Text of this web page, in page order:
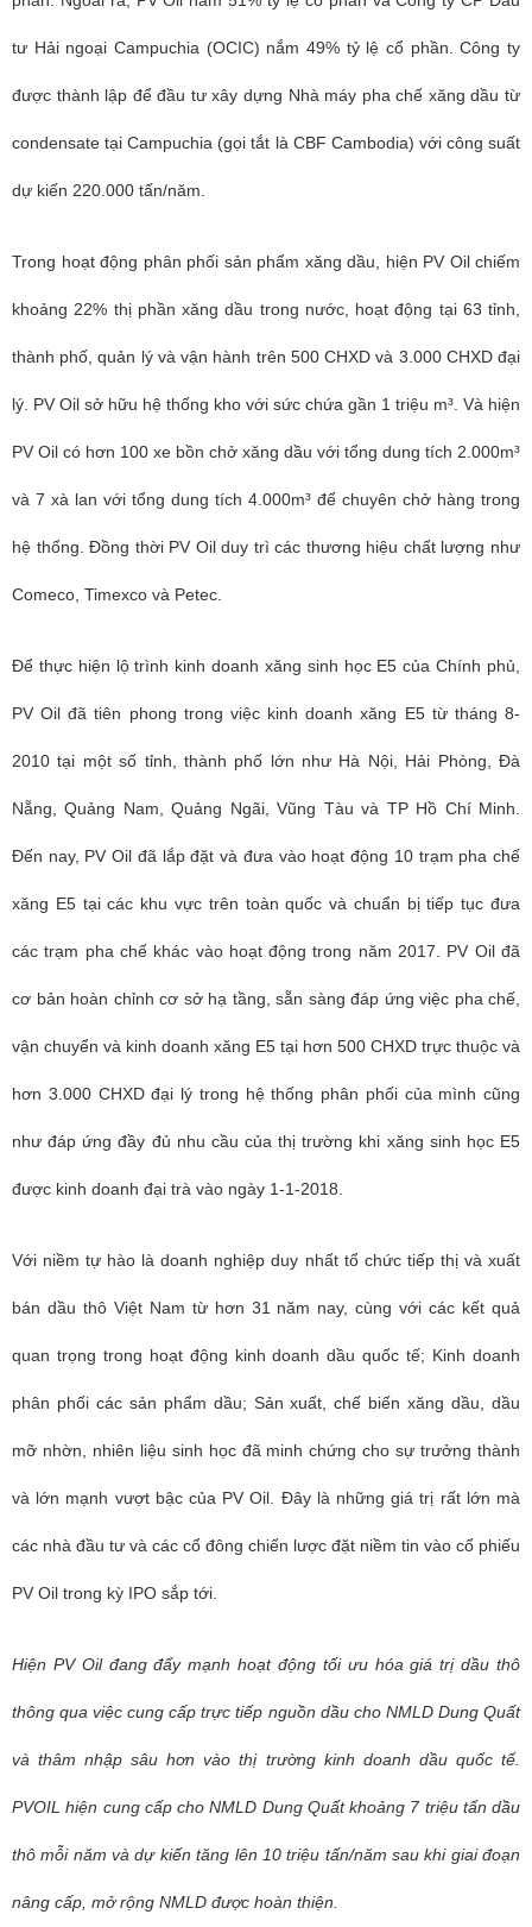
tư Hải ngoại Campuchia (OCIC) nắm 49% tỷ lệ cổ phần. Công ty
được thành lập để đầu tư xây dựng Nhà máy pha chế xăng dầu từ
condensate tại Campuchia (gọi tắt là CBF Cambodia) với công suất
dự kiến 220.000 tấn/năm.
Trong hoạt động phân phối sản phẩm xăng dầu, hiện PV Oil chiếm
khoảng 22% thị phần xăng dầu trong nước, hoạt động tại 63 tỉnh,
thành phố, quản lý và vận hành trên 500 CHXD và 3.000 CHXD đại
lý. PV Oil sở hữu hệ thống kho với sức chứa gần 1 triệu m³. Và hiện
PV Oil có hơn 100 xe bồn chở xăng dầu với tổng dung tích 2.000m³
và 7 xà lan với tổng dung tích 4.000m³ để chuyên chở hàng trong
hệ thống. Đồng thời PV Oil duy trì các thương hiệu chất lượng như
Comeco, Timexco và Petec.
Để thực hiện lộ trình kinh doanh xăng sinh học E5 của Chính phủ,
PV Oil đã tiên phong trong việc kinh doanh xăng E5 từ tháng 8-
2010 tại một số tỉnh, thành phố lớn như Hà Nội, Hải Phòng, Đà
Nẵng, Quảng Nam, Quảng Ngãi, Vũng Tàu và TP Hồ Chí Minh.
Đến nay, PV Oil đã lắp đặt và đưa vào hoạt động 10 trạm pha chế
xăng E5 tại các khu vực trên toàn quốc và chuẩn bị tiếp tục đưa
các trạm pha chế khác vào hoạt động trong năm 2017. PV Oil đã
cơ bản hoàn chỉnh cơ sở hạ tầng, sẵn sàng đáp ứng việc pha chế,
vận chuyển và kinh doanh xăng E5 tại hơn 500 CHXD trực thuộc và
hơn 3.000 CHXD đại lý trong hệ thống phân phối của mình cũng
như đáp ứng đầy đủ nhu cầu của thị trường khi xăng sinh học E5
được kinh doanh đại trà vào ngày 1-1-2018.
Với niềm tự hào là doanh nghiệp duy nhất tổ chức tiếp thị và xuất
bán dầu thô Việt Nam từ hơn 31 năm nay, cùng với các kết quả
quan trọng trong hoạt động kinh doanh dầu quốc tế; Kinh doanh
phân phối các sản phẩm dầu; Sản xuất, chế biến xăng dầu, dầu
mỡ nhờn, nhiên liệu sinh học đã minh chứng cho sự trưởng thành
và lớn mạnh vượt bậc của PV Oil. Đây là những giá trị rất lớn mà
các nhà đầu tư và các cổ đông chiến lược đặt niềm tin vào cổ phiếu
PV Oil trong kỳ IPO sắp tới.
Hiện PV Oil đang đẩy mạnh hoạt động tối ưu hóa giá trị dầu thô
thông qua việc cung cấp trực tiếp nguồn dầu cho NMLD Dung Quất
và thâm nhập sâu hơn vào thị trường kinh doanh dầu quốc tế.
PVOIL hiện cung cấp cho NMLD Dung Quất khoảng 7 triệu tấn dầu
thô mỗi năm và dự kiến tăng lên 10 triệu tấn/năm sau khi giai đoạn
nâng cấp, mở rộng NMLD được hoàn thiện.